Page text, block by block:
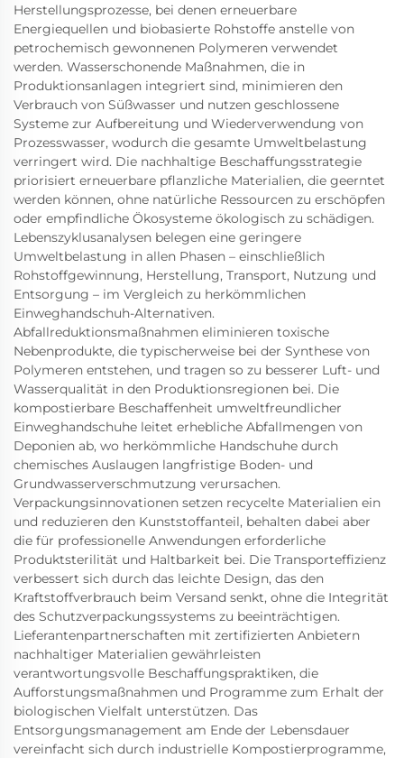
Herstellungsprozesse, bei denen erneuerbare
Energiequellen und biobasierte Rohstoffe anstelle von
petrochemisch gewonnenen Polymeren verwendet
werden. Wasserschonende Maßnahmen, die in
Produktionsanlagen integriert sind, minimieren den
Verbrauch von Süßwasser und nutzen geschlossene
Systeme zur Aufbereitung und Wiederverwendung von
Prozesswasser, wodurch die gesamte Umweltbelastung
verringert wird. Die nachhaltige Beschaffungsstrategie
priorisiert erneuerbare pflanzliche Materialien, die geerntet
werden können, ohne natürliche Ressourcen zu erschöpfen
oder empfindliche Ökosysteme ökologisch zu schädigen.
Lebenszyklusanalysen belegen eine geringere
Umweltbelastung in allen Phasen – einschließlich
Rohstoffgewinnung, Herstellung, Transport, Nutzung und
Entsorgung – im Vergleich zu herkömmlichen
Einweghandschuh-Alternativen.
Abfallreduktionsmaßnahmen eliminieren toxische
Nebenprodukte, die typischerweise bei der Synthese von
Polymeren entstehen, und tragen so zu besserer Luft- und
Wasserqualität in den Produktionsregionen bei. Die
kompostierbare Beschaffenheit umweltfreundlicher
Einweghandschuhe leitet erhebliche Abfallmengen von
Deponien ab, wo herkömmliche Handschuhe durch
chemisches Auslaugen langfristige Boden- und
Grundwasserverschmutzung verursachen.
Verpackungsinnovationen setzen recycelte Materialien ein
und reduzieren den Kunststoffanteil, behalten dabei aber
die für professionelle Anwendungen erforderliche
Produktsterilität und Haltbarkeit bei. Die Transporteffizienz
verbessert sich durch das leichte Design, das den
Kraftstoffverbrauch beim Versand senkt, ohne die Integrität
des Schutzverpackungssystems zu beeinträchtigen.
Lieferantenpartnerschaften mit zertifizierten Anbietern
nachhaltiger Materialien gewährleisten
verantwortungsvolle Beschaffungspraktiken, die
Aufforstungsmaßnahmen und Programme zum Erhalt der
biologischen Vielfalt unterstützen. Das
Entsorgungsmanagement am Ende der Lebensdauer
vereinfacht sich durch industrielle Kompostierprogramme,